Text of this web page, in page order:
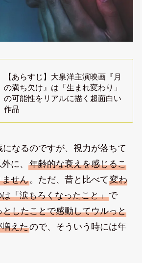
【あらすじ】大泉洋主演映画『月
の満ち欠け』は「生まれ変わり」
の可能性をリアルに描く超面白い
作品
なるのですが、視力が落ちて
に、 年齢的な衰えを感じるこ
せん。ただ、昔と比べて変わ
「涙もろくなったこと」で
としたことで感動してウルっと
えたので、そういう時には年